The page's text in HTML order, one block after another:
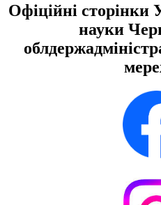
Офіційні сторінки
науки